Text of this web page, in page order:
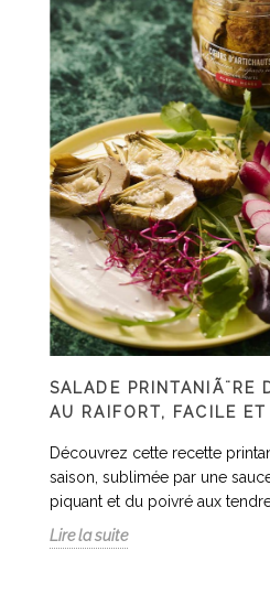
SALADE PRINTANIÃ¨RE
AU RAIFORT, FACILE ET
Découvrez cette recette
saison, sublimée par une
piquant et du poivré aux
Lire la suite